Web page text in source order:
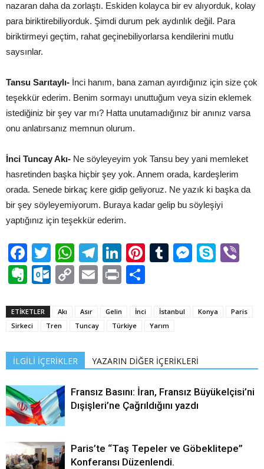
nazaran daha da zorlaştı. Eskiden kolayca bir ev alıyorduk, kolay
para biriktirebiliyorduk. Şimdi durum pek aydınlık değil. Para
biriktirmeyi geçtim, rahat geçinebiliyorlarsa kendilerini mutlu
saysınlar.
Tansu Sarıtaylı- İnci hanım, bana zaman ayırdığınız için size çok
teşekkür ederim. Benim sormayı unuttuğum veya sizin eklemek
istediğiniz bir şey var mı? Hatta unutamadığınız bir anınız varsa
onu anlatırsanız memnun olurum.
İnci Tuncay Akı- Ne söyleyeyim yok Tansu bey yani memleket
hasretinden başka hiçbir şey yok. Annem orada, kardeşlerim
orada. Senede birkaç kere gidip geliyoruz. Ne yazık ki başka da
bir şey söyleyemiyorum. Buraya kadar gelip bu söyleşiyi
yaptığınız için teşekkür ederim.
Facebook
TwitterWhatsApp
Telegram
LinkedIn
Pinterest
Tumblr
Evernote
Outlook.com
CopyEmailPrint
ETİKETLER Akı Asır Gelin İnci İstanbul Konya
Paris
Sirkeci
Tren Tuncay Türkiye Yarım
İLGİLİ İÇERİKLER YAZARIN DİĞER İÇERİKLERİ
Fransız Basını: İran, Fransız Büyükelçisi’ni
Dışişleri’ne Çağrıldığını yazdı
Paris’te “Taş Tepeler ve Göbeklitepe”
Konferansı Düzenlendi.